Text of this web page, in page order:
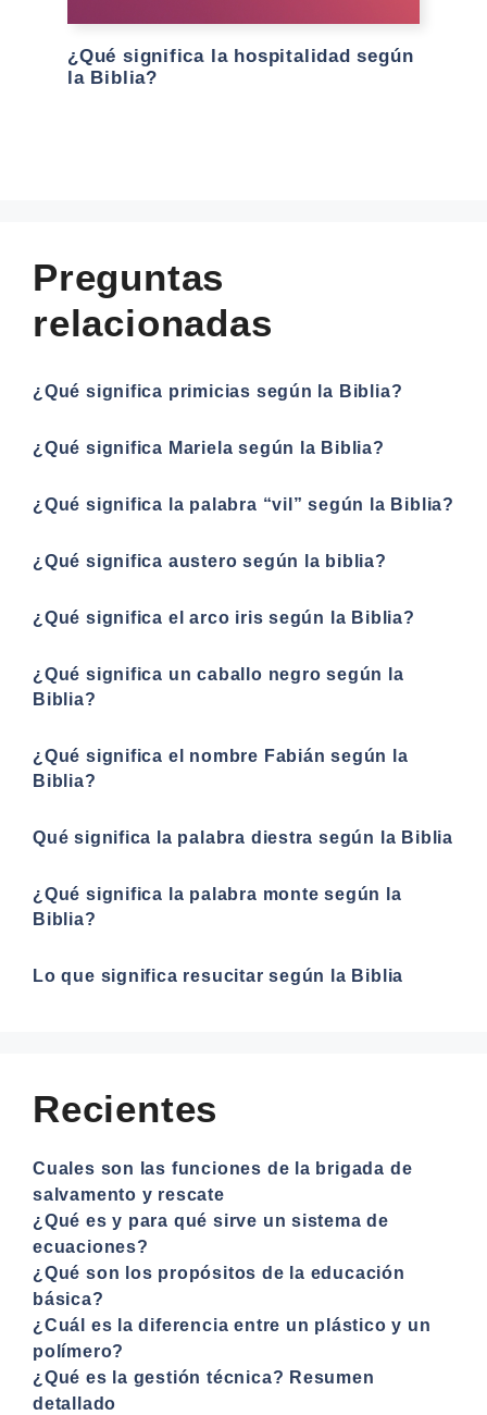
¿Qué significa la hospitalidad según
la Biblia?
Preguntas
relacionadas
¿Qué significa primicias según la Biblia?
¿Qué significa Mariela según la Biblia?
¿Qué significa la palabra “vil” según la Biblia?
¿Qué significa austero según la biblia?
¿Qué significa el arco iris según la Biblia?
¿Qué significa un caballo negro según la
Biblia?
¿Qué significa el nombre Fabián según la
Biblia?
Qué significa la palabra diestra según la Biblia
¿Qué significa la palabra monte según la
Biblia?
Lo que significa resucitar según la Biblia
Recientes
Cuales son las funciones de la brigada de
salvamento y rescate
¿Qué es y para qué sirve un sistema de
ecuaciones?
¿Qué son los propósitos de la educación
básica?
¿Cuál es la diferencia entre un plástico y un
polímero?
¿Qué es la gestión técnica? Resumen
detallado